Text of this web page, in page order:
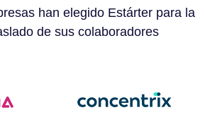
han elegido Estárter para la
de sus colaboradores